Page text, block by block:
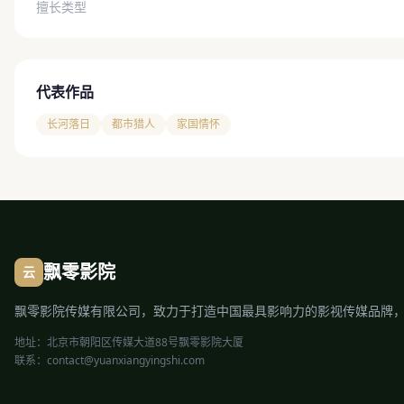
擅长类型
代表作品
长河落日 都市猎人 家国情怀
云 飘零影院
飘零影院传媒有限公司，致力于打造中国最具影响力的影视传媒品牌
地址：北京市朝阳区传媒大道88号飘零影院大厦
联系：contact@yuanxiangyingshi.com